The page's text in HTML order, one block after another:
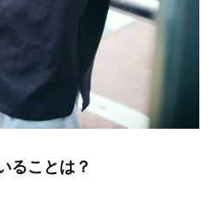
ることは？